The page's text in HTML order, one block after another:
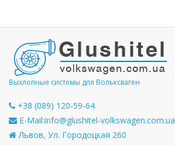
Выхлопные системы для Вольксваген
+38 (089) 120-59-64
E-Mail:info@glushitel-volkswagen.com.ua
Львов, Ул. Городоцкая 260